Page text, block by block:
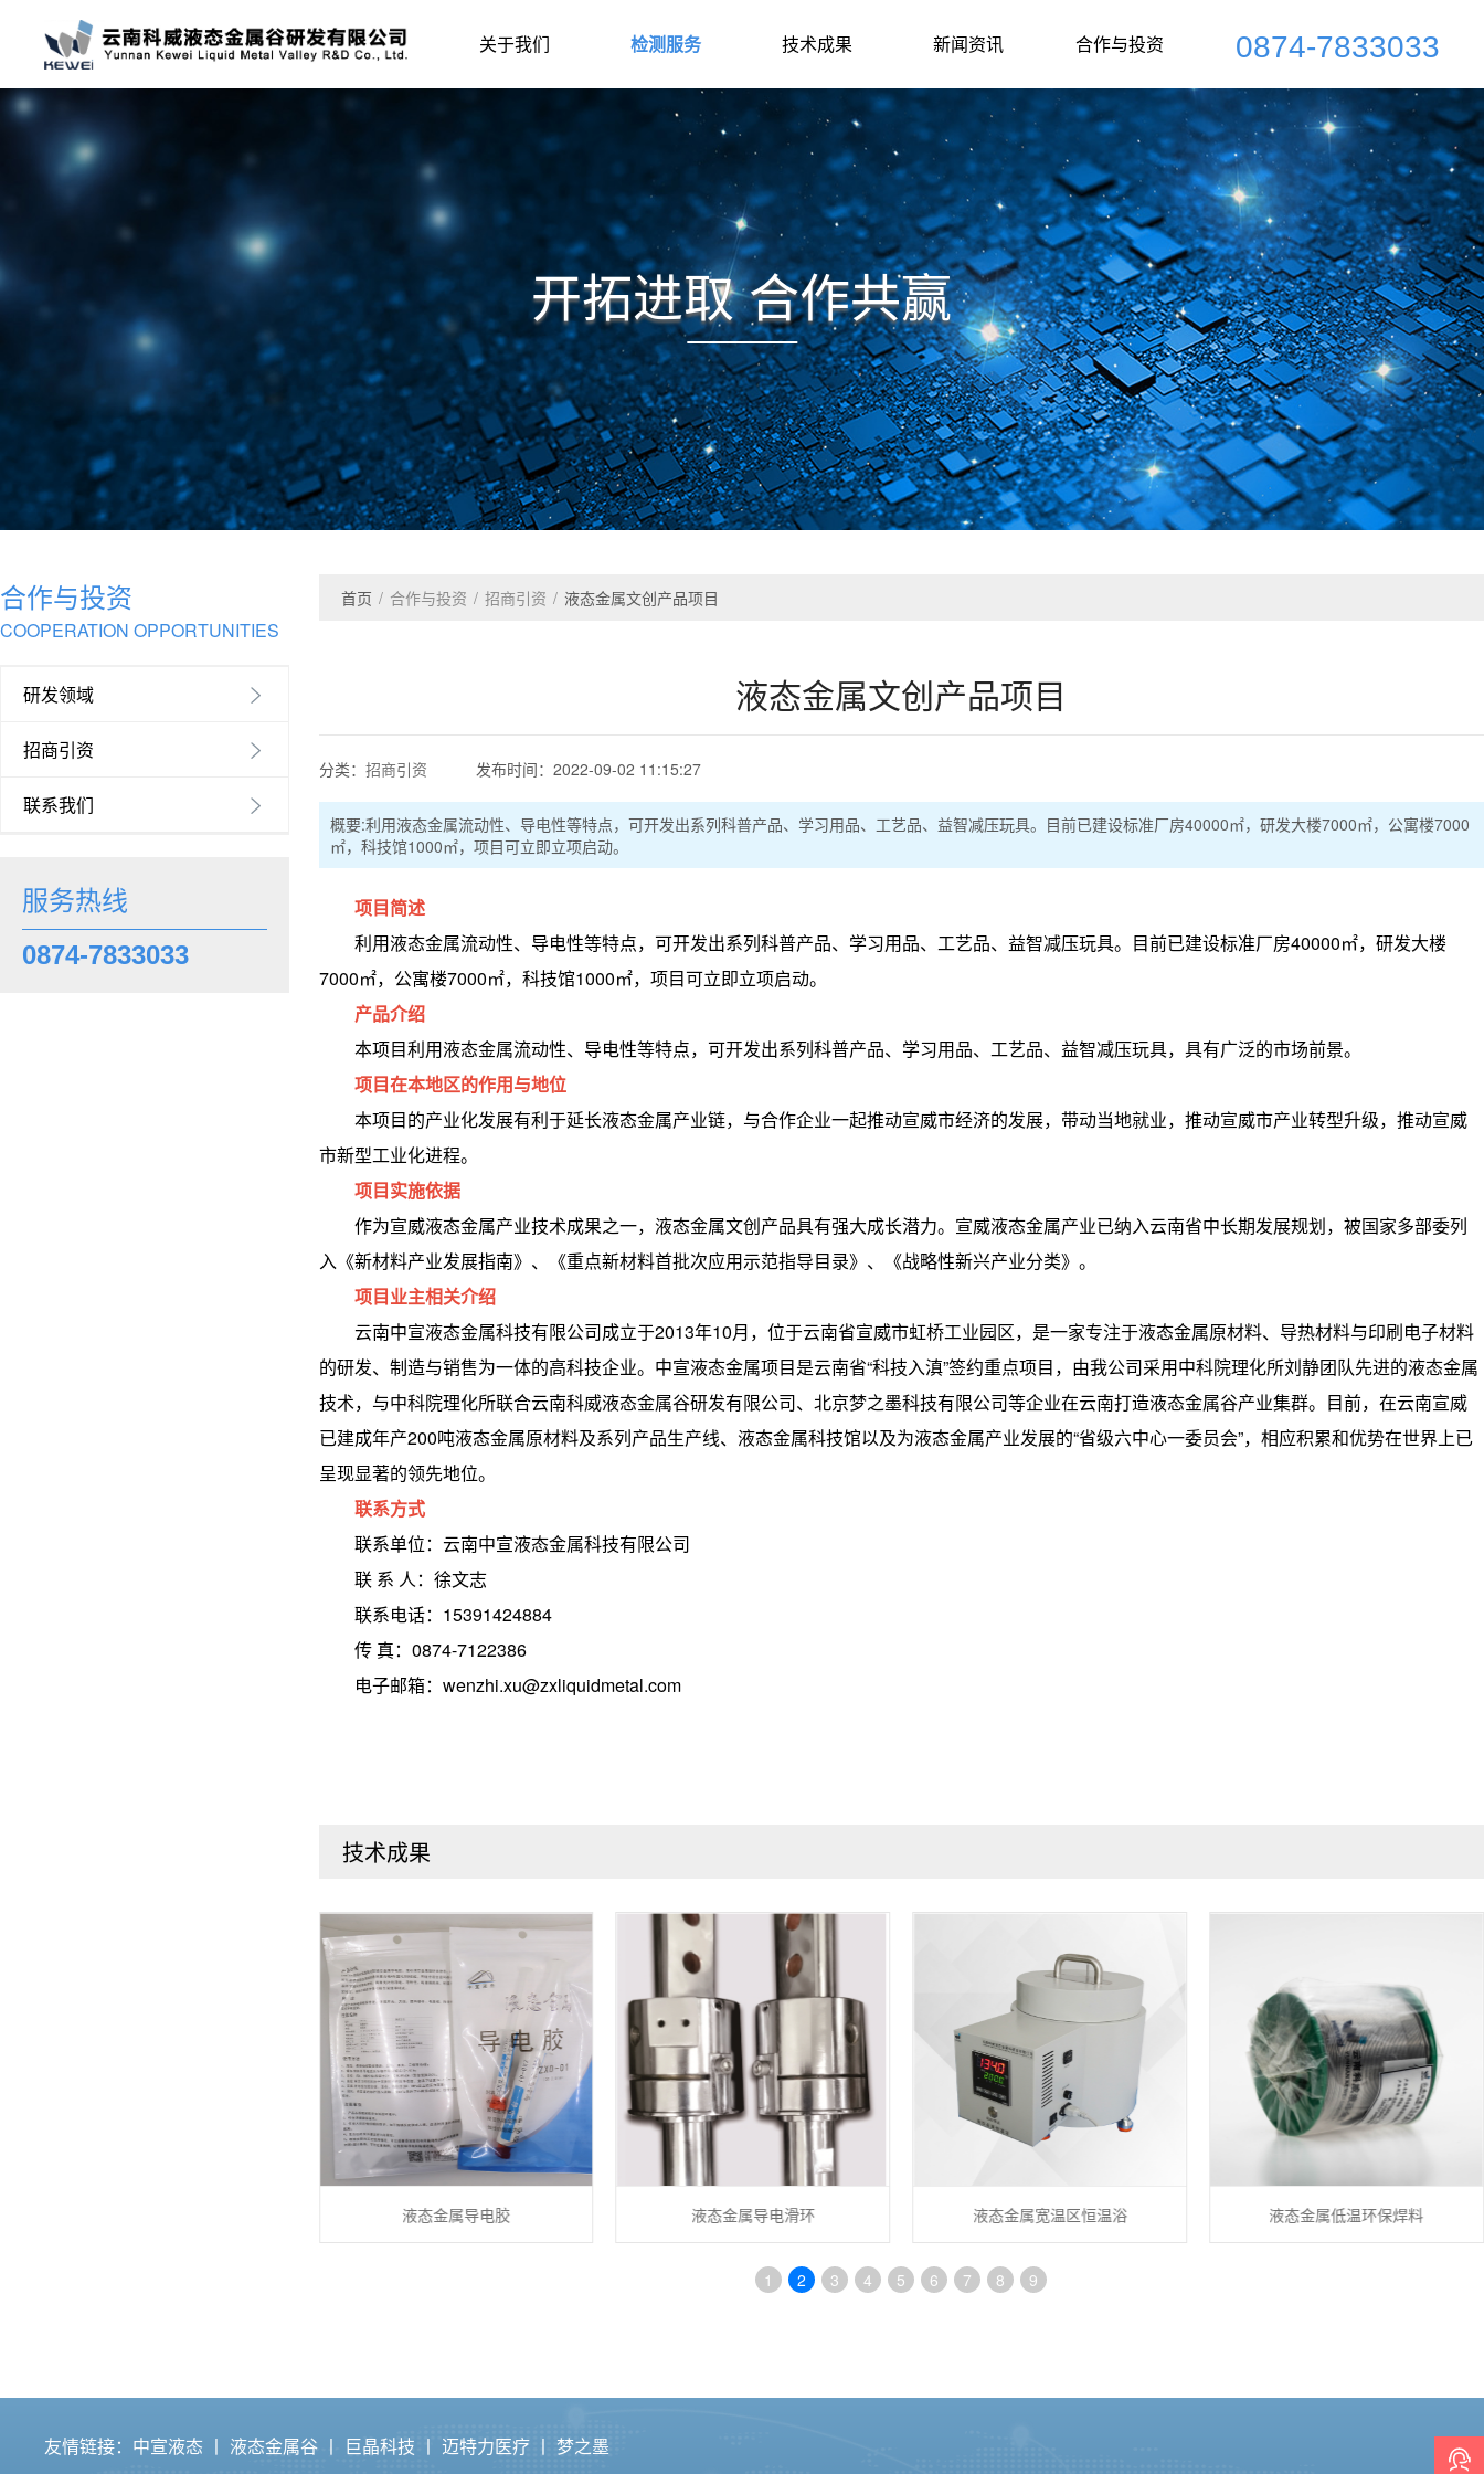
关于我们 检测服务 技术成果 新闻资讯 合作与投资 0874-7833033
开拓进取 合作共赢
合作与投资
COOPERATION OPPORTUNITIES
研发领域 
招商引资 
联系我们 
服务热线
0874-7833033
首页 / 合作与投资 / 招商引资 / 液态金属文创产品项目
液态金属文创产品项目
分类： 招商引资 发布时间： 2022-09-02 11:15:27
概要:利用液态金属流动性、导电性等特点，可开发出系列科普产品、学习用品、工艺品、益智减压玩具。目前已建设标准厂房40000㎡，研发大楼7000㎡，公寓楼7000
㎡，科技馆1000㎡，项目可立即立项启动。
项目简述
利用液态金属流动性、导电性等特点，可开发出系列科普产品、学习用品、工艺品、益智减压玩具。目前已建设标准厂房40000㎡，研发大楼
7000㎡，公寓楼7000㎡，科技馆1000㎡，项目可立即立项启动。
产品介绍
本项目利用液态金属流动性、导电性等特点，可开发出系列科普产品、学习用品、工艺品、益智减压玩具，具有广泛的市场前景。
项目在本地区的作用与地位
本项目的产业化发展有利于延长液态金属产业链，与合作企业一起推动宣威市经济的发展，带动当地就业，推动宣威市产业转型升级，推动宣威
市新型工业化进程。
项目实施依据
作为宣威液态金属产业技术成果之一，液态金属文创产品具有强大成长潜力。宣威液态金属产业已纳入云南省中长期发展规划，被国家多部委列
入《新材料产业发展指南》、《重点新材料首批次应用示范指导目录》、《战略性新兴产业分类》。
项目业主相关介绍
云南中宣液态金属科技有限公司成立于2013年10月，位于云南省宣威市虹桥工业园区，是一家专注于液态金属原材料、导热材料与印刷电子材料
的研发、制造与销售为一体的高科技企业。中宣液态金属项目是云南省“科技入滇”签约重点项目，由我公司采用中科院理化所刘静团队先进的液态金属
技术，与中科院理化所联合云南科威液态金属谷研发有限公司、北京梦之墨科技有限公司等企业在云南打造液态金属谷产业集群。目前，在云南宣威
已建成年产200吨液态金属原材料及系列产品生产线、液态金属科技馆以及为液态金属产业发展的“省级六中心一委员会”，相应积累和优势在世界上已
呈现显著的领先地位。
联系方式
联系单位：云南中宣液态金属科技有限公司
联 系 人：徐文志
联系电话：15391424884
传 真：0874-7122386
电子邮箱：wenzhi.xu@zxliquidmetal.com
技术成果
液态金属导电胶 液态金属导电滑环 液态金属宽温区恒温浴 液态金属低温环保焊料
1 2 3 4 5 6 7 8 9
友情链接： 中宣液态 丨 液态金属谷 丨 巨晶科技 丨迈特力医疗 丨梦之墨